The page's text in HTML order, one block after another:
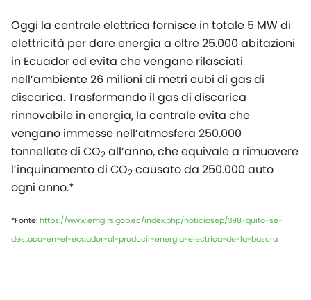
Oggi la centrale elettrica fornisce in totale 5 MW di
elettricità per dare energia a oltre 25.000 abitazioni
in Ecuador ed evita che vengano rilasciati
nell’ambiente 26 milioni di metri cubi di gas di
discarica. Trasformando il gas di discarica
rinnovabile in energia, la centrale evita che
vengano immesse nell’atmosfera 250.000
tonnellate di CO2 all’anno, che equivale a rimuovere
l’inquinamento di CO2 causato da 250.000 auto
ogni anno.*
*Fonte:https://www.emgirs.gob.ec/index.php/noticiasep/398-quito-se-
destaca-en-el-ecuador-al-producir-energia-electrica-de-la-basura